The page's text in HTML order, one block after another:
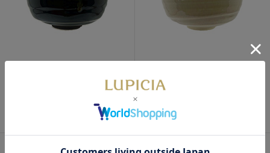
3,300円
数量限定